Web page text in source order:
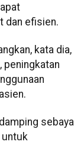
dan efisien.
kata dia,
peningkatan
sebaya